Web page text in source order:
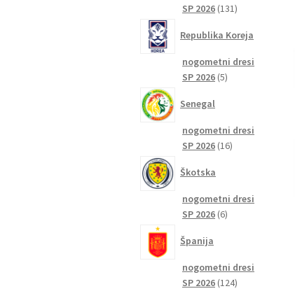
SP 2026 131131
Republika Koreja
nogometni dresi
SP 2026 55
Senegal
nogometni dresi
SP 2026 1616
Škotska
nogometni dresi
SP 2026 66
Španija
nogometni dresi
SP 2026 124124